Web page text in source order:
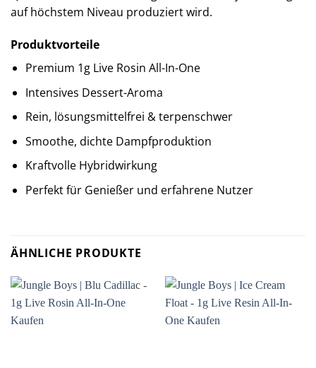
auf höchstem Niveau produziert wird.
Produktvorteile
Premium 1g Live Rosin All-In-One
Intensives Dessert-Aroma
Rein, lösungsmittelfrei & terpenschwer
Smoothe, dichte Dampfproduktion
Kraftvolle Hybridwirkung
Perfekt für Genießer und erfahrene Nutzer
ÄHNLICHE PRODUKTE